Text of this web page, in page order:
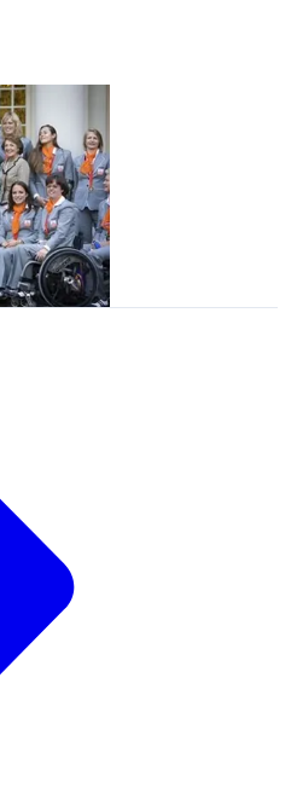
Open de galerij in vergrote